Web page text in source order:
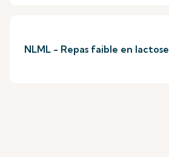
NLML - Repas faible en lactose